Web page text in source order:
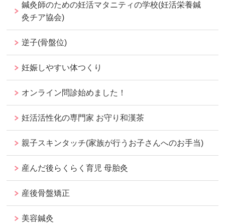
鍼灸師のための妊活マタニティの学校(妊活栄養鍼
灸チア協会)
逆子(骨盤位)
妊娠しやすい体つくり
オンライン問診始めました！
妊活活性化の専門家 お守り和漢茶
親子スキンタッチ(家族が行うお子さんへのお手当)
産んだ後らくらく育児 母胎灸
産後骨盤矯正
美容鍼灸